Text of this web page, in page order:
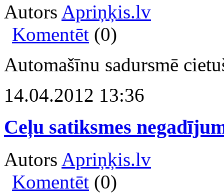
Autors Apriņķis.lv
Komentēt (0)
Automašīnu sadursmē
14.04.2012 13:36
Ceļu satiksmes
Autors Apriņķis.lv
Komentēt (0)